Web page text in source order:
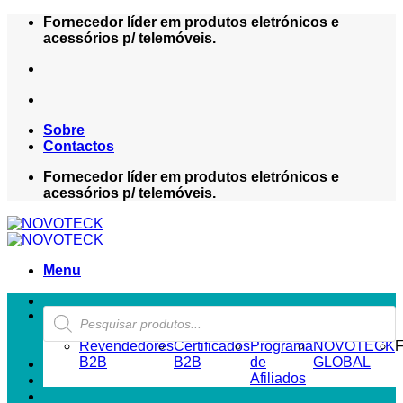
Skip
Fornecedor líder em produtos eletrónicos e
acessórios p/ telemóveis.
Sobre
Contactos
Fornecedor líder em produtos eletrónicos e
acessórios p/ telemóveis.
Menu
Products
search
ZONA REVENDEDOR-B2B
Revendedores
B2B
Certificados
B2B
Programa
de
Afiliados
NOVOTECK
GLOBAL